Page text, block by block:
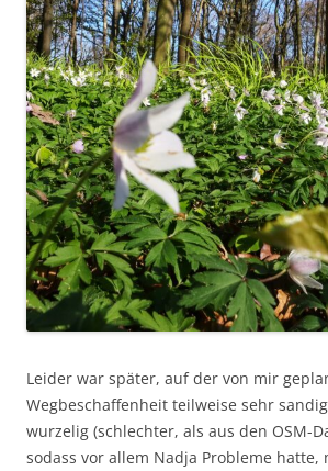
Leider war später, auf der von mir
Wegbeschaffenheit teilweise sehr
wurzelig (schlechter, als aus den OSM-
sodass vor allem Nadja Probleme hatte,